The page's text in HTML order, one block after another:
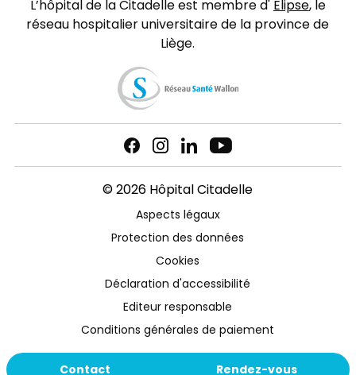
Contact Rendez-vous
L’hôpital de la Citadelle est membre d'Elipse, le
réseau hospitalier universitaire de la province de
Liège.
© 2026 Hôpital Citadelle
Aspects légaux
Protection des données
Cookies
Déclaration d'accessibilité
Editeur responsable
Conditions générales de paiement